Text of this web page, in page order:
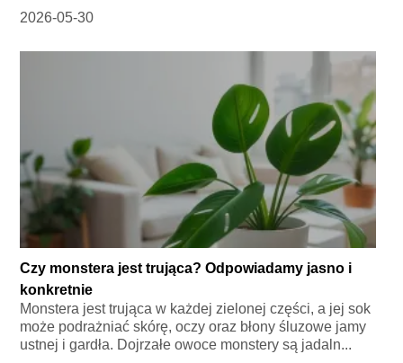
2026-05-30
Czy monstera jest trująca? Odpowiadamy jasno i
konkretnie
Monstera jest trująca w każdej zielonej części, a jej sok
może podrażniać skórę, oczy oraz błony śluzowe jamy
ustnej i gardła. Dojrzałe owoce monstery są jadaln...